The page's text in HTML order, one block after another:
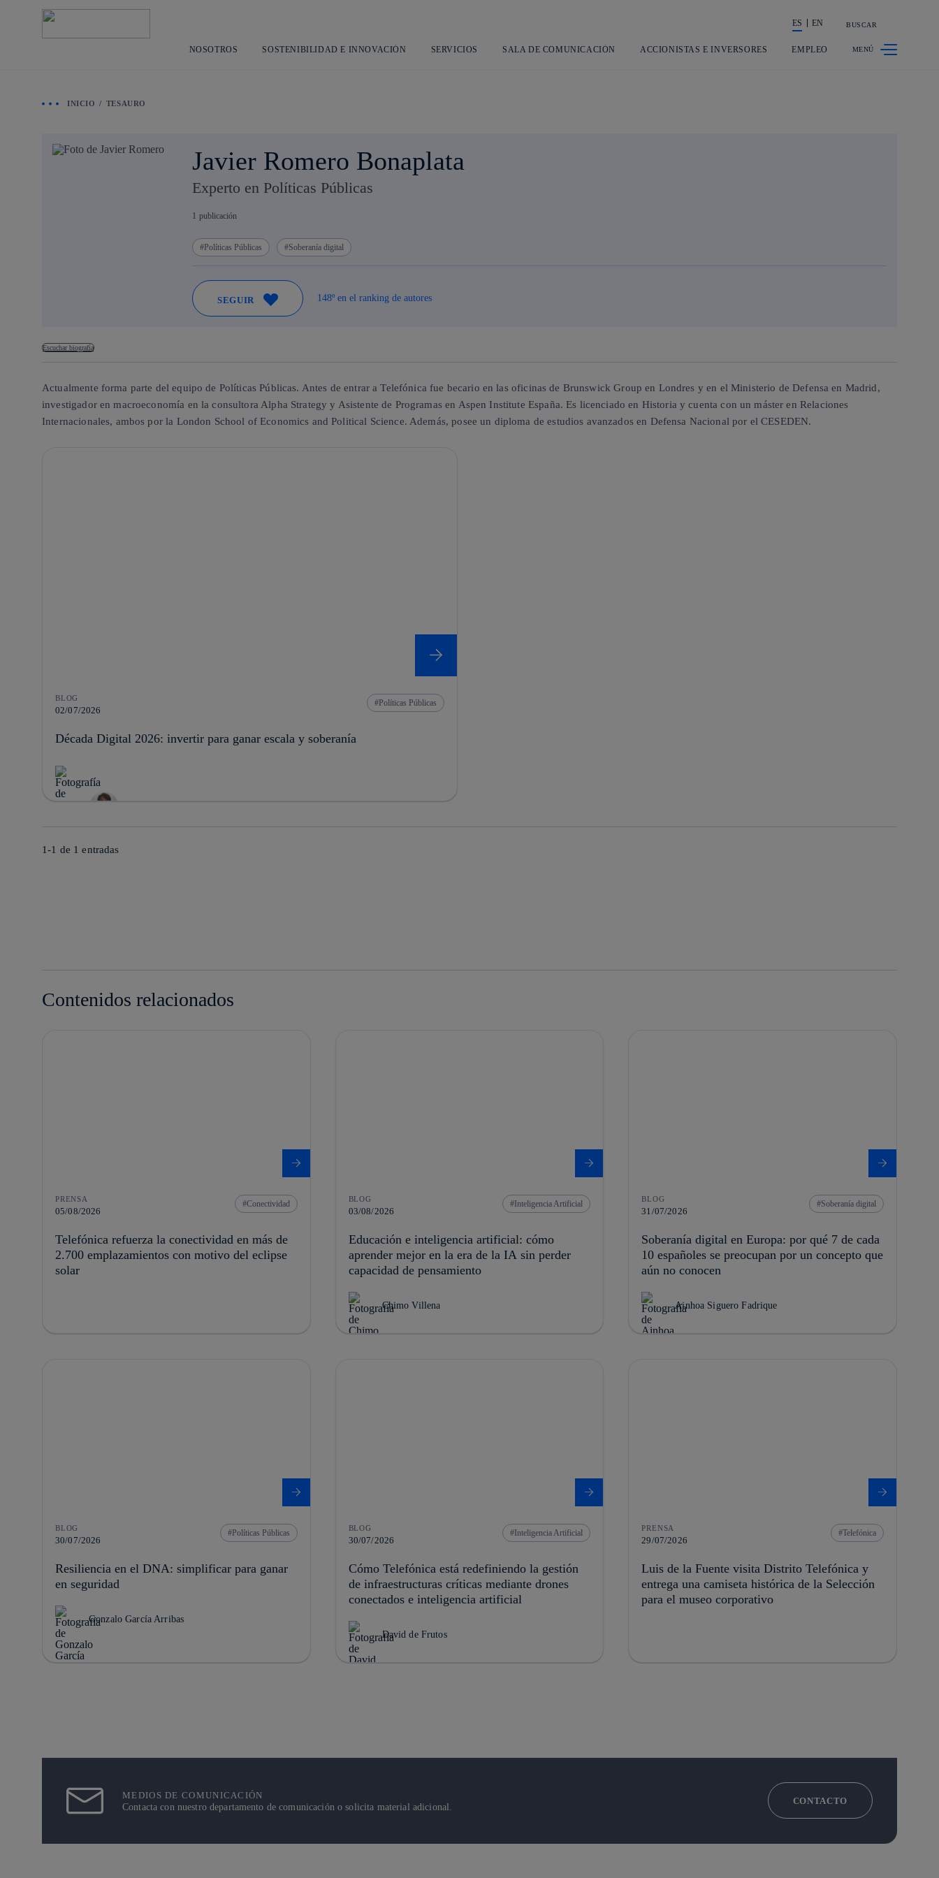
principal
La acción en accionistas e inversores
ES EN BUSCAR
NOSOTROS SOSTENIBILIDAD E INNOVACIÓN SERVICIOS SALA DE COMUNICACIÓN ACCIONISTAS E INVERSORES EMPLEO
INICIO TESAURO
Javier Romero Bonaplata
Experto en Políticas Públicas
1 publicación
Políticas Públicas Soberanía digital
SEGUIR 148º en el ranking de autores
Escuchar biografía
Actualmente forma parte del equipo de Políticas Públicas. Antes de entrar a Telefónica fue becario en las oficinas de Brunswick Group en Londres y en el Ministerio de Defensa en Madrid,
investigador en macroeconomía en la consultora Alpha Strategy y Asistente de Programas en Aspen Institute España. Es licenciado en Historia y cuenta con un máster en Relaciones
Internacionales, ambos por la London School of Economics and Political Science. Además, posee un diploma de estudios avanzados en Defensa Nacional por el CESEDEN.
BLOG
02/07/2026
Políticas Públicas
Década Digital 2026: invertir para ganar escala y soberanía
1-1 de 1 entradas
Contenidos relacionados
PRENSA
05/08/2026
Conectividad
Telefónica refuerza la conectividad en más de
2.700 emplazamientos con motivo del eclipse
solar
BLOG
03/08/2026
Inteligencia Artificial
Educación e inteligencia artificial: cómo
aprender mejor en la era de la IA sin perder
capacidad de pensamiento
Chimo Villena
BLOG
31/07/2026
Soberanía digital
Soberanía digital en Europa: por qué 7 de cada
10 españoles se preocupan por un concepto que
aún no conocen
Ainhoa Siguero Fadrique
BLOG
30/07/2026
Políticas Públicas
Resiliencia en el DNA: simplificar para ganar
en seguridad
Gonzalo García Arribas
BLOG
30/07/2026
Inteligencia Artificial
Cómo Telefónica está redefiniendo la gestión
de infraestructuras críticas mediante drones
conectados e inteligencia artificial
David de Frutos
PRENSA
29/07/2026
Telefónica
Luis de la Fuente visita Distrito Telefónica y
entrega una camiseta histórica de la Selección
para el museo corporativo
MEDIOS DE COMUNICACIÓN
Contacta con nuestro departamento de comunicación o solicita material adicional.
CONTACTO